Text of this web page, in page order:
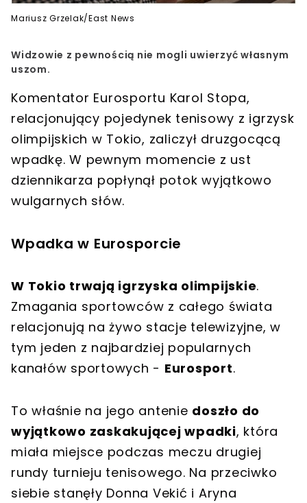
Mariusz Grzelak/East News
Widzowie z pewnością nie mogli uwierzyć własnym
uszom.
Komentator Eurosportu Karol Stopa,
relacjonujący pojedynek tenisowy z igrzysk
olimpijskich w Tokio, zaliczył druzgocącą
wpadkę. W pewnym momencie z ust
dziennikarza popłynął potok wyjątkowo
wulgarnych słów.
Wpadka w Eurosporcie
W Tokio trwają igrzyska olimpijskie.
Zmagania sportowców z całego świata
relacjonują na żywo stacje telewizyjne, w
tym jeden z najbardziej popularnych
kanałów sportowych - Eurosport.
To właśnie na jego antenie doszło do
wyjątkowo zaskakującej wpadki, która
miała miejsce podczas meczu drugiej
rundy turnieju tenisowego. Na przeciwko
siebie stanęły Donna Vekić i Aryna